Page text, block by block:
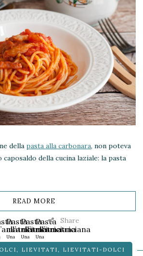
della pasta alla carbonara, non poteva
caposaldo della cucina laziale: la pasta
READ MORE
Share
Pasta
all’amatriciana
Una
classica
Pasta
all’amatriciana
Una
classica
Pasta
all’amatriciana
Una
classica
, LIEVITATI, LIEVITATI-DOLCI